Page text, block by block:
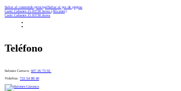
Saltar al contenido principalSaltar al pie de página
Camí Cabanes 15 03730 Javea (Alicante)
Camí Cabanes 15 03730 Javea
Teléfono
Salones Carraco: 607 26 73 02
Vidafina: 722 54 88 40